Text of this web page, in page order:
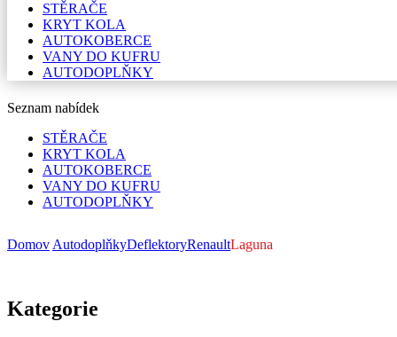
STĚRAČE
KRYT KOLA
AUTOKOBERCE
VANY DO KUFRU
AUTODOPLŇKY
Seznam nabídek
STĚRAČE
KRYT KOLA
AUTOKOBERCE
VANY DO KUFRU
AUTODOPLŇKY
Domov AutodoplňkyDeflektoryRenaultLaguna
Kategorie